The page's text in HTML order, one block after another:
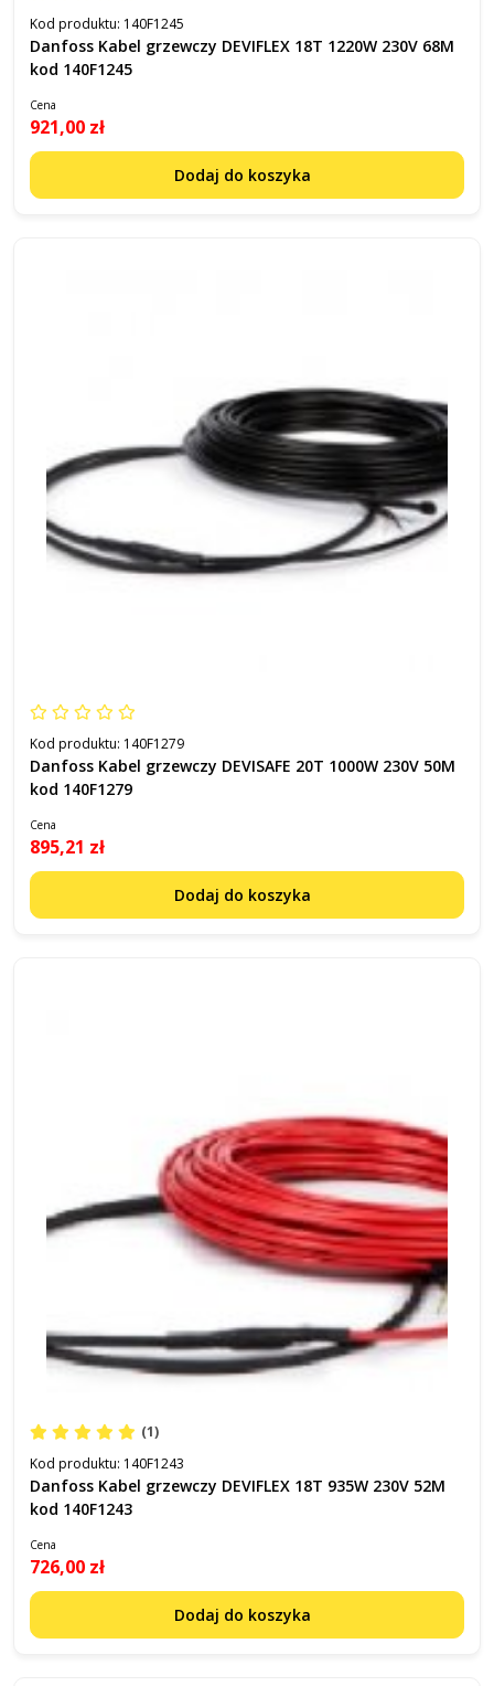
Kod produktu: 140F1245
Danfoss Kabel grzewczy DEVIFLEX 18T 1220W 230V 68M
kod 140F1245
Cena
921,00 zł
Dodaj do koszyka
Kod produktu: 140F1279
Danfoss Kabel grzewczy DEVISAFE 20T 1000W 230V 50M
kod 140F1279
Cena
895,21 zł
Dodaj do koszyka
(1)
Kod produktu: 140F1243
Danfoss Kabel grzewczy DEVIFLEX 18T 935W 230V 52M
kod 140F1243
Cena
726,00 zł
Dodaj do koszyka